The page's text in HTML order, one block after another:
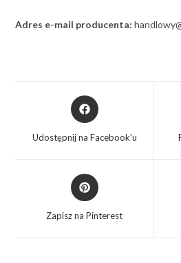
Adres e-mail producenta:
Udostępnij na Facebook'u
Zapisz na Pinterest